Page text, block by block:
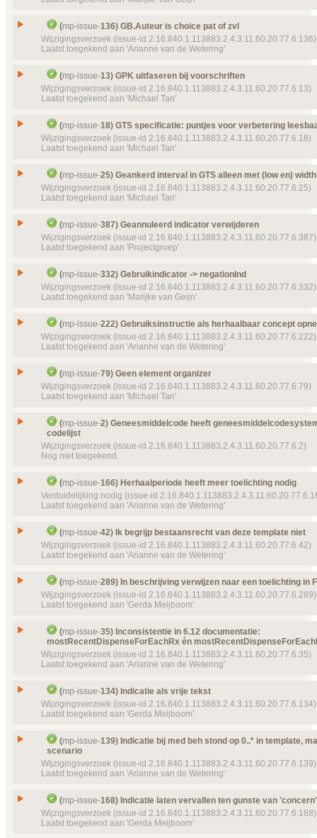
21
11:20:39) RedenMedicatieafspraak
Details
Klik hier voor alle issuedetails
Status
Gesloten, toegekend
Prioriteit
normaal
mp-
Doel van verwijzing ontbreekt mp-
22508 (2016‑04‑26 11:04:57) Tijdseenheid
Issue
Functionele aanpassingen (in FO)
mp-issue-364
Wijzigingsverzoek
Gesloten, toegekend
Prioriteit
normaal
Labels
(P907) Publicatie 9.0.7
Details
Klik hier voor alle issuedetails
(mp-issue-136) GB.Auteur is choice pat of zvl
Wijzigingsverzoek (issue-id 2.16.840.1.113883.2.4.3.11.60.20.77.6.136)
Laatst toegekend aan 'Arianne van de Wetering'
Issue
GB.Auteur is choice pat of zvl
mp-issue-136
Wijzigingsverzoek
Gesloten, toegekend
Prioriteit
normaal
Object(en)
Doel van verwijzing ontbreekt
Details
Klik hier voor alle issuedetails
(mp-issue-13) GPK uitfaseren bij voorschriften
Wijzigingsverzoek (issue-id 2.16.840.1.113883.2.4.3.11.60.20.77.6.13)
Laatst toegekend aan 'Michael Tan'
Issue
GPK uitfaseren bij voorschriften
mp-issue-13
Wijzigingsverzoek
Gesloten, toegekend
Prioriteit
normaal
Object(en)
Doel van verwijzing ontbreekt
Doel van verwijzing ontbreekt mp-
2460 (2012‑10‑18 15:48:01) Code
Details
Klik hier voor alle issuedetails
(mp-issue-18) GTS specificatie: puntjes voor verbetering
Wijzigingsverzoek (issue-id 2.16.840.1.113883.2.4.3.11.60.20.77.6.18)
Laatst toegekend aan 'Michael Tan'
Issue
GTS specificatie: puntjes voor verbetering
mp-issue-18
Wijzigingsverzoek
Gesloten, toegekend
Prioriteit
normaal
Details
Klik hier voor alle issuedetails
(mp-issue-25) Geankerd interval in GTS alleen met (low en) width
Wijzigingsverzoek (issue-id 2.16.840.1.113883.2.4.3.11.60.20.77.6.25)
Laatst toegekend aan 'Michael Tan'
Issue
Geankerd interval in GTS alleen met (low en)
mp-issue-25
Wijzigingsverzoek
Gesloten, toegekend
Prioriteit
normaal
Object(en)
Doel van verwijzing ontbreekt
Doel van verwijzing ontbreekt mp-template-9006
UsablePeriodandFrequency
Details
Klik hier voor alle issuedetails
(mp-issue-387) Geannuleerd indicator verwijderen
Wijzigingsverzoek (issue-id 2.16.840.1.113883.2.4.3.11.60.20.77.6.387)
Laatst toegekend aan 'Projectgroep'
Issue
Geannuleerd indicator verwijderen
mp-issue-387
Wijzigingsverzoek
Gesloten, toegekend
Prioriteit
normaal
Object(en)
Doel van verwijzing ontbreekt
23033 (2016‑07‑11 13:15:31) Geannuleerd
Details
Klik hier voor alle issuedetails
(mp-issue-332) Gebruikindicator -> negationInd
Wijzigingsverzoek (issue-id 2.16.840.1.113883.2.4.3.11.60.20.77.6.332)
Laatst toegekend aan 'Marijke van Geijn'
Issue
Gebruikindicator -> negationInd
mp-issue-332
Wijzigingsverzoek
Gesloten, toegekend
Prioriteit
normaal
Object(en)
Doel van verwijzing ontbreekt
Details
Klik hier voor alle issuedetails
(mp-issue-222) Gebruiksinstructie als herhaalbaar concept
Wijzigingsverzoek (issue-id 2.16.840.1.113883.2.4.3.11.60.20.77.6.222)
Laatst toegekend aan 'Arianne van de Wetering'
Issue
Gebruiksinstructie als herhaalbaar concept
mp-issue-222
Wijzigingsverzoek
Gesloten, toegekend
Prioriteit
Object(en)
Doel van verwijzing ontbreekt mp-
(mp-issue-79) Geen element organizer
Wijzigingsverzoek (issue-id 2.16.840.1.113883.2.4.3.11.60.20.77.6.79)
Laatst toegekend aan 'Michael Tan'
Issue
Geen element organizer
Wijzigingsverzoek
Prioriteit
normaal
Object(en)
Doel van verwijzing ontbreekt mp-template- 9052
BodyWeight
(mp-issue-2) Geneesmiddelcode heeft
codelijst
Wijzigingsverzoek (issue-id 2.16.840.1.113883.2.4.3.11.60.20.77.6.2)
Nog niet toegekend.
Issue
Geneesmiddelcode heeft
codelijst
mp-issue-2
Status
Gesloten
Prioriteit
normaal
mp-
Doel van verwijzing ontbreekt mp-
147 (2013‑07‑24)
(mp-issue-166) Herhaalperiode heeft meer toelichting nodig
Verduidelijking nodig (issue-id
Laatst toegekend aan 'Arianne van de Wetering'
Issue
Herhaalperiode heeft meer toelichting nodig
mp-issue-166
Verduidelijking nodig
Gesloten, toegekend
Prioriteit
normaal
Object(en)
Doel van verwijzing ontbreekt
22505 (2016‑04‑19 14:00:27) Herhaalperiode
Details
Klik hier voor alle issuedetails
(mp-issue-42) Ik begrijp bestaansrecht van deze template niet
Wijzigingsverzoek (issue-id 2.16.840.1.113883.2.4.3.11.60.20.77.6.42)
Laatst toegekend aan 'Arianne van de Wetering'
Issue
Ik begrijp bestaansrecht van deze template niet
mp-issue-42
Wijzigingsverzoek
Gesloten, toegekend
Prioriteit
normaal
Object(en)
Doel van verwijzing ontbreekt mp-template- 9090
14:25:10) MPNaamEenvoudig
(mp-issue-289) In beschrijving verwijzen naar een toelichting in
Wijzigingsverzoek (issue-id 2.16.840.1.113883.2.4.3.11.60.20.77.6.289)
Laatst toegekend aan 'Gerda Meijboom'
Issue
In beschrijving verwijzen naar een toelichting in
mp-issue-289
Wijzigingsverzoek
Prioriteit
normaal
Object(en)
Doel van verwijzing ontbreekt mp-
23283 (2017‑02‑22 08:10:23) Aanvullende
(mp-issue-35) Inconsistentie in 6.12 documentatie:
mostRecentDispenseForEachRx én
Wijzigingsverzoek (issue-id 2.16.840.1.113883.2.4.3.11.60.20.77.6.35)
Laatst toegekend aan 'Arianne van de Wetering'
Inconsistentie in 6.12 documentatie:
mostRecentDispenseForEachRx én
mostRecentDispenseForEachRxIndicator
35
Type
Wijzigingsverzoek
Prioriteit
normaal
(mp-issue-134) Indicatie als vrije tekst
Wijzigingsverzoek (issue-id 2.16.840.1.113883.2.4.3.11.60.20.77.6.134)
Laatst toegekend aan 'Gerda Meijboom'
Issue
Indicatie als vrije tekst
Wijzigingsverzoek
Prioriteit
normaal
Object(en)
Doel van verwijzing ontbreekt mp-
19958 (2015‑11‑24 10:02:38) ProbleemNaam
(mp-issue-139) Indicatie bij med beh stond op 0..* in template,
scenario
Wijzigingsverzoek (issue-id 2.16.840.1.113883.2.4.3.11.60.20.77.6.139)
Laatst toegekend aan 'Arianne van de Wetering'
Issue
Indicatie bij med beh stond op 0..* in template,
scenario
mp-issue-139
(mp-issue-168) Indicatie laten vervallen ten gunste van 'concern'
Wijzigingsverzoek (issue-id 2.16.840.1.113883.2.4.3.11.60.20.77.6.168)
Laatst toegekend aan 'Gerda Meijboom'